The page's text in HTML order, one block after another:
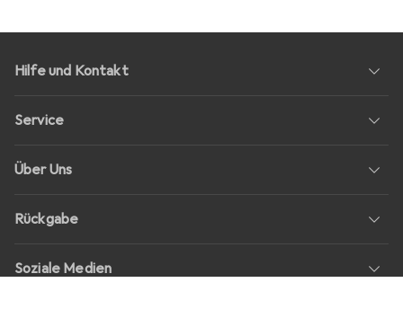
Hilfe und Kontakt
Service
Über Uns
Rückgabe
Soziale Medien